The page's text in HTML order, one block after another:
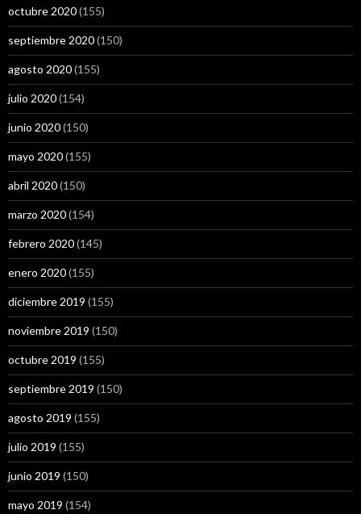
octubre 2020(155)
septiembre 2020(150)
agosto 2020(155)
julio 2020(154)
junio 2020(150)
mayo 2020(155)
abril 2020(150)
marzo 2020(154)
febrero 2020(145)
enero 2020(155)
diciembre 2019 (155)
noviembre 2019 (150)
octubre 2019 (155)
septiembre 2019 (150)
agosto 2019 (155)
julio 2019 (155)
junio 2019 (150)
mayo 2019 (154)